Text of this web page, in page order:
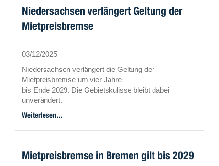
Niedersachsen verlängert Geltung der
Mietpreisbremse
03/12/2025
Niedersachsen verlängert die Geltung der
Mietpreisbremse um vier Jahre
bis Ende 2029. Die Gebietskulisse bleibt dabei
unverändert.
Weiterlesen...
Mietpreisbremse in Bremen gilt bis 2029